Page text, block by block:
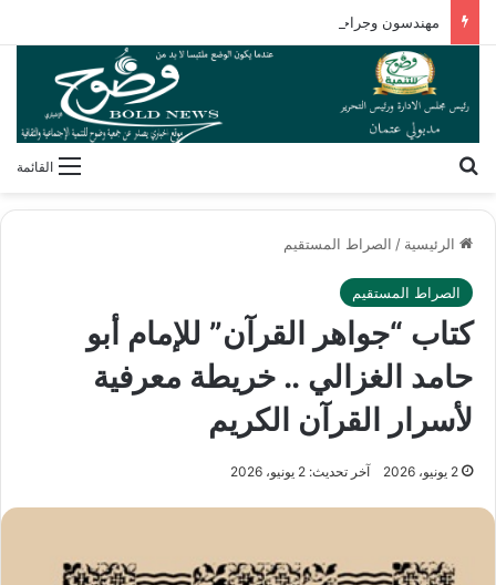
القائمة
الرئيسية / الصراط المستقيم
الصراط المستقيم
كتاب “جواهر القرآن” للإمام أبو
حامد الغزالي .. خريطة معرفية
لأسرار القرآن الكريم
2 يونيو، 2026 آخر تحديث: 2 يونيو، 2026